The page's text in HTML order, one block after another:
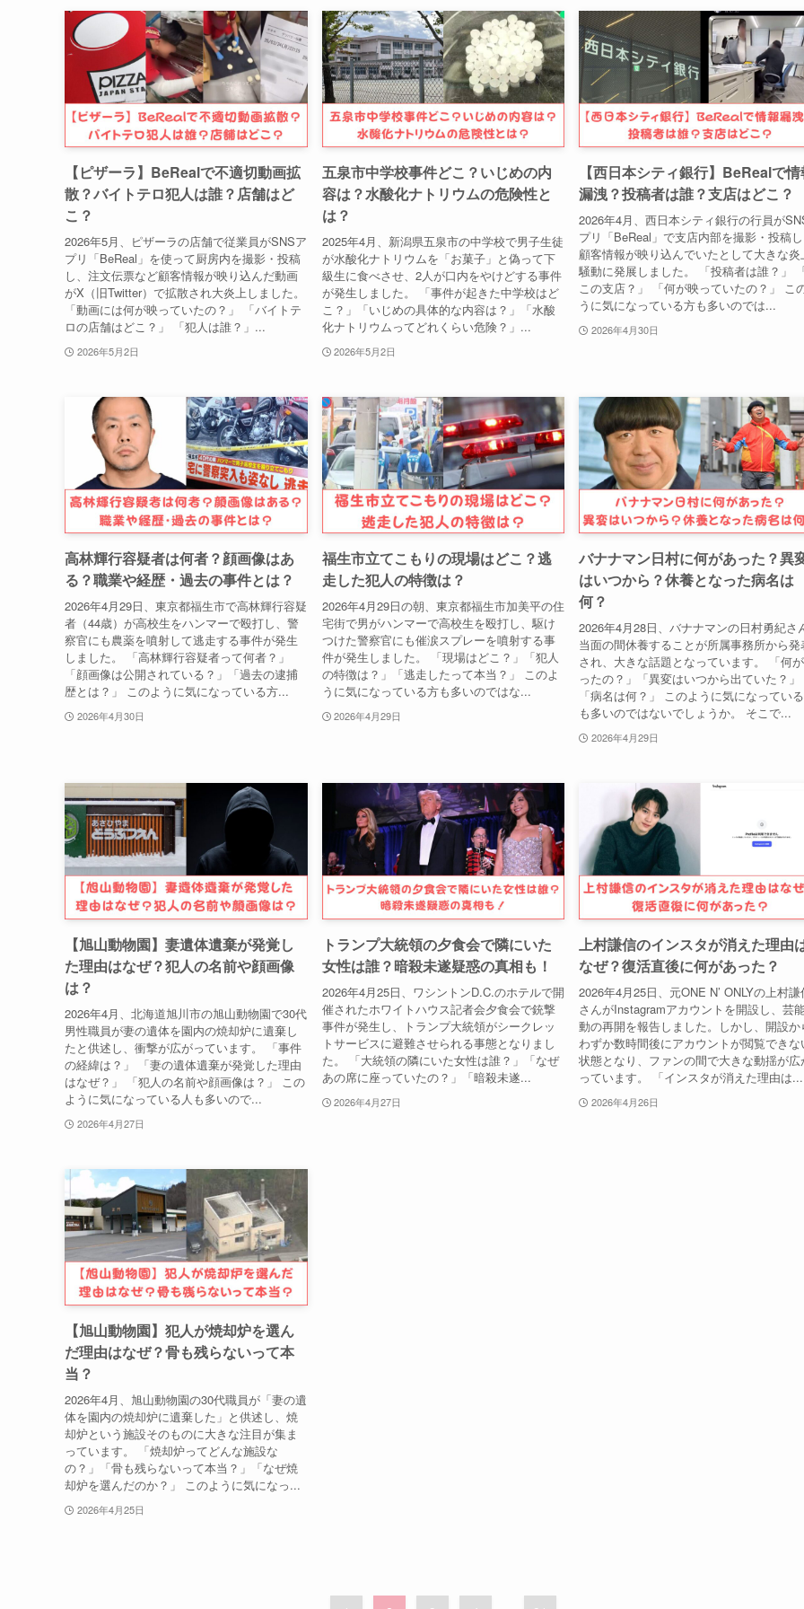
【ピザーラ】BeRealで不適切動画拡
散？バイトテロ犯人は誰？店舗はど
こ？
2026年5月、ピザーラの店舗で従業員がSNSア
プリ「BeReal」を使って厨房内を撮影・投稿
し、注文伝票など顧客情報が映り込んだ動画
がX（旧Twitter）で拡散され大炎上しました。
「動画には何が映っていたの？」 「バイトテ
ロの店舗はどこ？」 「犯人は誰？」...
2026年5月2日
五泉市中学校事件どこ？いじめの内
容は？水酸化ナトリウムの危険性と
は？
2025年4月、新潟県五泉市の中学校で男子生徒
が水酸化ナトリウムを「お菓子」と偽って下
級生に食べさせ、2人が口内をやけどする事件
が発生しました。 「事件が起きた中学校はど
こ？」「いじめの具体的な内容は？」「水酸
化ナトリウムってどれくらい危険？」...
2026年5月2日
【西日本シティ銀行】BeRealで情
漏洩？投稿者は誰？支店はどこ？
2026年4月、西日本シティ銀行の行員が
プリ「BeReal」で支店内部を撮影・投稿し
顧客情報が映り込んでいたとして大きな炎
騒動に発展しました。 「投稿者は誰？」
この支店？」 「何が映っていたの？」 こ
うに気になっている方も多いのでは...
2026年4月30日
高林輝行容疑者は何者？顔画像はあ
る？職業や経歴・過去の事件とは？
2026年4月29日、東京都福生市で高林輝行容疑
者（44歳）が高校生をハンマーで殴打し、警
察官にも農薬を噴射して逃走する事件が発生
しました。 「高林輝行容疑者って何者？」
「顔画像は公開されている？」「過去の逮捕
歴とは？」 このように気になっている方...
2026年4月30日
福生市立てこもりの現場はどこ？逃
走した犯人の特徴は？
2026年4月29日の朝、東京都福生市加美平の住
宅街で男がハンマーで高校生を殴打し、駆け
つけた警察官にも催涙スプレーを噴射する事
件が発生しました。 「現場はどこ？」「犯人
の特徴は？」「逃走したって本当？」 このよ
うに気になっている方も多いのではな...
2026年4月29日
バナナマン日村に何があった？異
はいつから？休養となった病名は
何？
2026年4月28日、バナナマンの日村勇紀さ
当面の間休養することが所属事務所から発
され、大きな話題となっています。 「何
ったの？」「異変はいつから出ていた？」
「病名は何？」 このように気になってい
も多いのではないでしょうか。 そこで...
2026年4月29日
【旭山動物園】妻遺体遺棄が発覚し
た理由はなぜ？犯人の名前や顔画像
は？
2026年4月、北海道旭川市の旭山動物園で30代
男性職員が妻の遺体を園内の焼却炉に遺棄し
たと供述し、衝撃が広がっています。 「事件
の経緯は？」 「妻の遺体遺棄が発覚した理由
はなぜ？」 「犯人の名前や顔画像は？」 この
ように気になっている人も多いので...
2026年4月27日
トランプ大統領の夕食会で隣にいた
女性は誰？暗殺未遂疑惑の真相も！
2026年4月25日、ワシントンD.C.のホテルで開
催されたホワイトハウス記者会夕食会で銃撃
事件が発生し、トランプ大統領がシークレッ
トサービスに避難させられる事態となりまし
た。 「大統領の隣にいた女性は誰？」「なぜ
あの席に座っていたの？」「暗殺未遂...
2026年4月27日
上村謙信のインスタが消えた理由
なぜ？復活直後に何があった？
2026年4月25日、元ONE N’ ONLYの上村謙
さんがInstagramアカウントを開設し、芸
動の再開を報告しました。しかし、開設か
わずか数時間後にアカウントが閲覧できな
状態となり、ファンの間で大きな動揺が広
っています。 「インスタが消えた理由は...
2026年4月26日
【旭山動物園】犯人が焼却炉を選ん
だ理由はなぜ？骨も残らないって本
当？
2026年4月、旭山動物園の30代職員が「妻の遺
体を園内の焼却炉に遺棄した」と供述し、焼
却炉という施設そのものに大きな注目が集ま
っています。 「焼却炉ってどんな施設な
の？」「骨も残らないって本当？」「なぜ焼
却炉を選んだのか？」 このように気になっ...
2026年4月25日